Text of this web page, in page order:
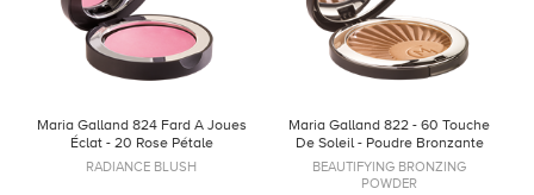
Maria Galland 824 Fard A Joues
Éclat - 20 Rose Pétale
RADIANCE BLUSH
Maria Galland 822 - 60 Touche
De Soleil - Poudre Bronzante
Sublimatrice
BEAUTIFYING BRONZING
POWDER